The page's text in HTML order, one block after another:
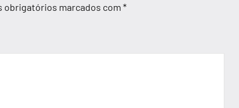
obrigatórios marcados com *